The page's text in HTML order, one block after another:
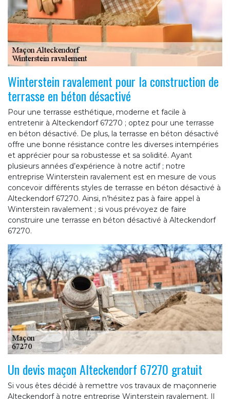
Winterstein ravalement pour la construction de
terrasse en béton désactivé
Pour une terrasse esthétique, moderne et facile à
entretenir à Alteckendorf 67270 ; optez pour une terrasse
en béton désactivé. De plus, la terrasse en béton désactivé
offre une bonne résistance contre les diverses intempéries
et apprécier pour sa robustesse et sa solidité. Ayant
plusieurs années d’expérience à notre actif ; notre
entreprise Winterstein ravalement est en mesure de vous
concevoir différents styles de terrasse en béton désactivé à
Alteckendorf 67270. Ainsi, n’hésitez pas à faire appel à
Winterstein ravalement ; si vous prévoyez de faire
construire une terrasse en béton désactivé à Alteckendorf
67270.
Un devis maçon Alteckendorf 67270 gratuit
Si vous êtes décidé à remettre vos travaux de maçonnerie
Alteckendorf à notre entreprise Winterstein ravalement. Il